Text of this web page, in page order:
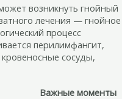
возникнуть гнойный
лечения — гнойное
процесс
перилимфангит,
сосуды,
Важные моменты